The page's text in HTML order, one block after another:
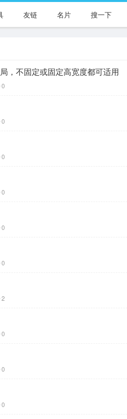
友链 名片 搜一下
，不固定或固定高宽度都可适用
0
0
0
0
0
0
2
0
0
0